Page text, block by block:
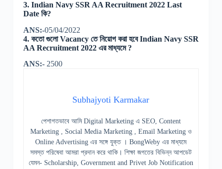
3. Indian Navy SSR AA Recruitment 2022 Last
Date কি?
ANS:-05/04/2022
4. কতো গুলো Vacancy তে নিয়োগ করা হবে Indian Navy SSR
AA Recruitment 2022 এর মাধ্যমে ?
ANS:-2500
Subhajyoti Karmakar
পেশাগতভাবে আমি Digital Marketing এ SEO, Content
Marketing , Social Media Marketing , Email Marketing ও
Online Advertising এর সঙ্গে যুক্ত । BongWeby এর মাধ্যমে
সমস্ত পরিষেবা আমরা প্রদান করে থাকি। শিক্ষা জগতের বিভিন্ন আপডেট
যেমন- Scholarship, Government and Privet Job Notification